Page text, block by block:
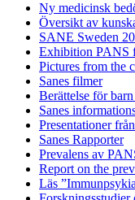
Ny medicinsk
Översikt av
SANE Sweden
Exhibition PANS
Pictures from the
Sanes filmer
Berättelse för
Sanes
Presentationer
Sanes Rapporter
Prevalens av
Report on the
Läs